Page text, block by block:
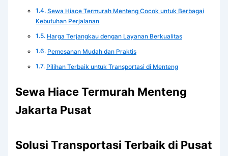
Sewa Hiace Termurah Menteng Cocok untuk Berbagai
Kebutuhan Perjalanan
Harga Terjangkau dengan Layanan Berkualitas
Pemesanan Mudah dan Praktis
Pilihan Terbaik untuk Transportasi di Menteng
Sewa Hiace Termurah Menteng
Jakarta Pusat
Solusi Transportasi Terbaik di Pusat